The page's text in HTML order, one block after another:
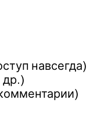
навсегда)
др.)